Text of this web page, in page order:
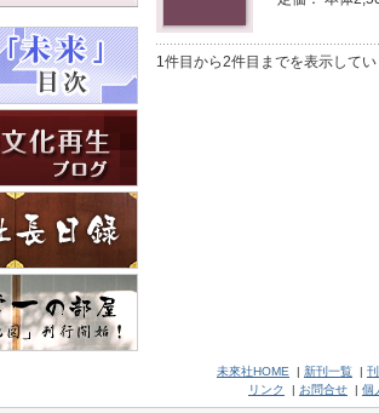
1件目から2件目までを表示して
未來社HOME | 新刊一覧 |
リンク
| お問合せ | 個